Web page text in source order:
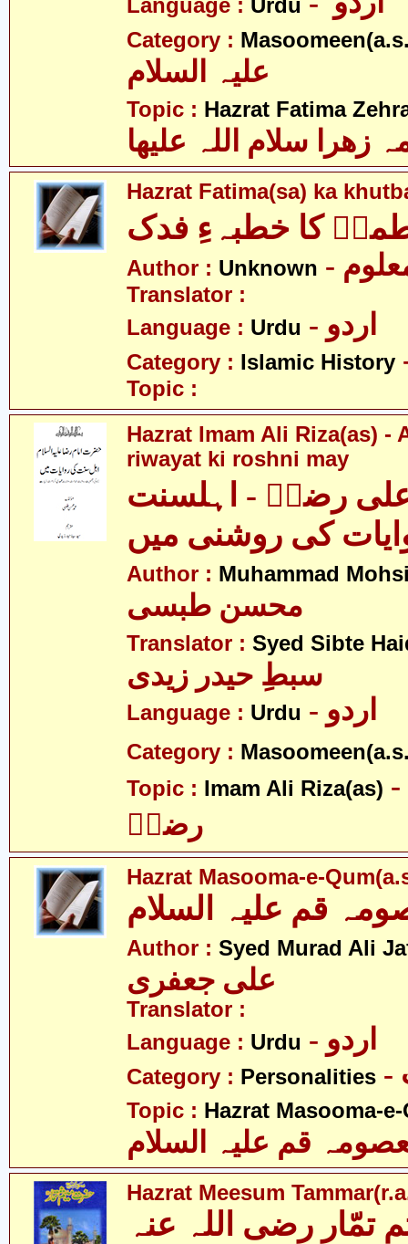
Language : Urdu
Category :
Topic : Hazrat Fatima
زھرا سلام اللہ علیھا
Hazrat Fatima(sa) ka
کا خطبہءِ فدک
Author : Unknown معلوم
Translator :
Language : Urdu - اردو
Category : Islamic History
Topic :
Hazrat Imam Ali Riza(as) -
riwayat ki roshni may
رضاؑ - اہلسنت
کی روشنی میں
Author : Muhammad
محسن طبسی
Translator : Syed Sibte
سبطِ حیدر زیدی
Language : Urdu - اردو
Category :
Topic : Imam Ali Riza(as) - امام علی
رضاؑ
Hazrat Masooma-e-
قم علیہ السلام
Author : Syed Murad Ali
علی جعفری
Translator :
Language : Urdu - اردو
Category : Personalities
Topic : Hazrat Masooma-
قم علیہ السلام
Hazrat Meesum
تمّار رضی اللہ عنہ